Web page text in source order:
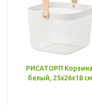
РИСАТОРП
белый, 25x26x18 см